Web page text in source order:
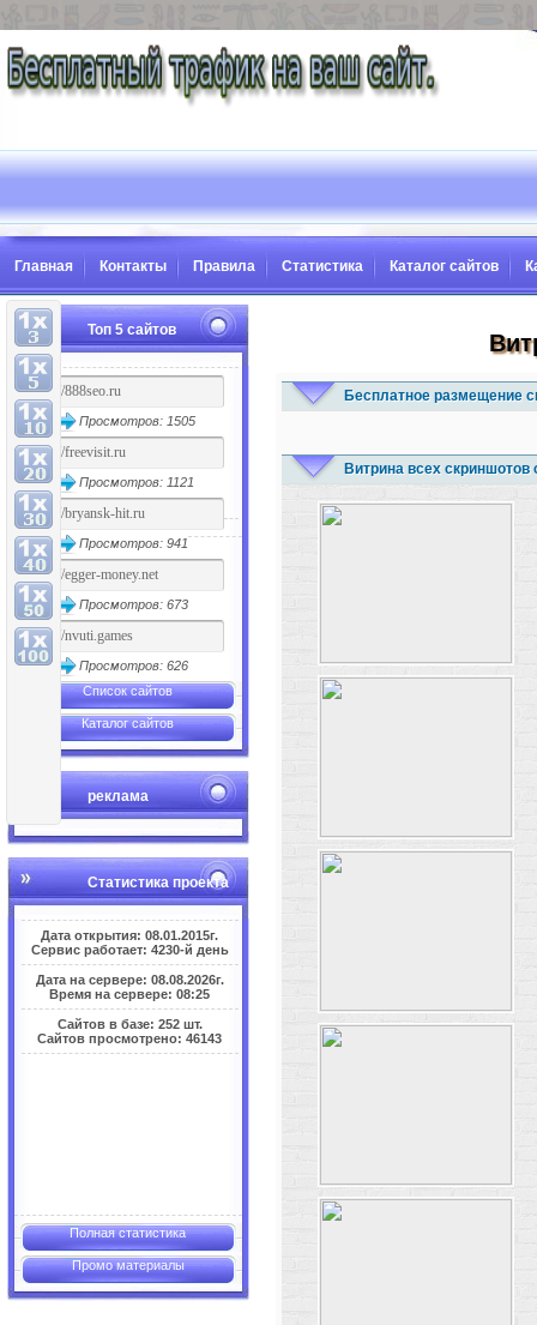
Главная Контакты Правила Статистика Каталог сайтов
Топ 5 сайтов
Просмотров: 1505
Просмотров: 1121
Просмотров: 941
Просмотров: 673
Просмотров: 626
Список сайтов
Каталог сайтов
реклама
Статистика проекта
Дата открытия: 08.01.2015г.
Сервис работает: 4230-й день
Дата на сервере: 08.08.2026г.
Время на сервере: 08:25
Сайтов в базе: 252 шт.
Сайтов просмотрено: 46143
Полная статистика
Промо материалы
Бесплатное размещение
Витрина всех скриншотов